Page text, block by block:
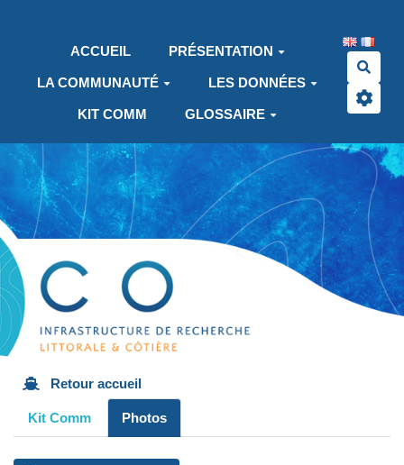
ACCUEIL
PRÉSENTATION
LA COMMUNAUTÉ LES DONNÉES
KIT COMM GLOSSAIRE
Retour accueil
Kit Comm Photos